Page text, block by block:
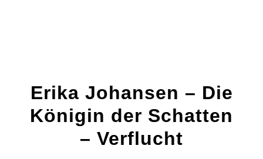
Erika Johansen – Die
Königin der Schatten
– Verflucht